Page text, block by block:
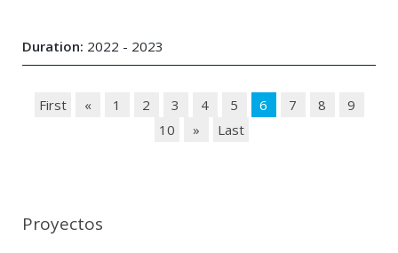
Duration: 2022 - 2023
First « 1 2 3 4 5 6 7 8
9
10
» Last
Proyectos